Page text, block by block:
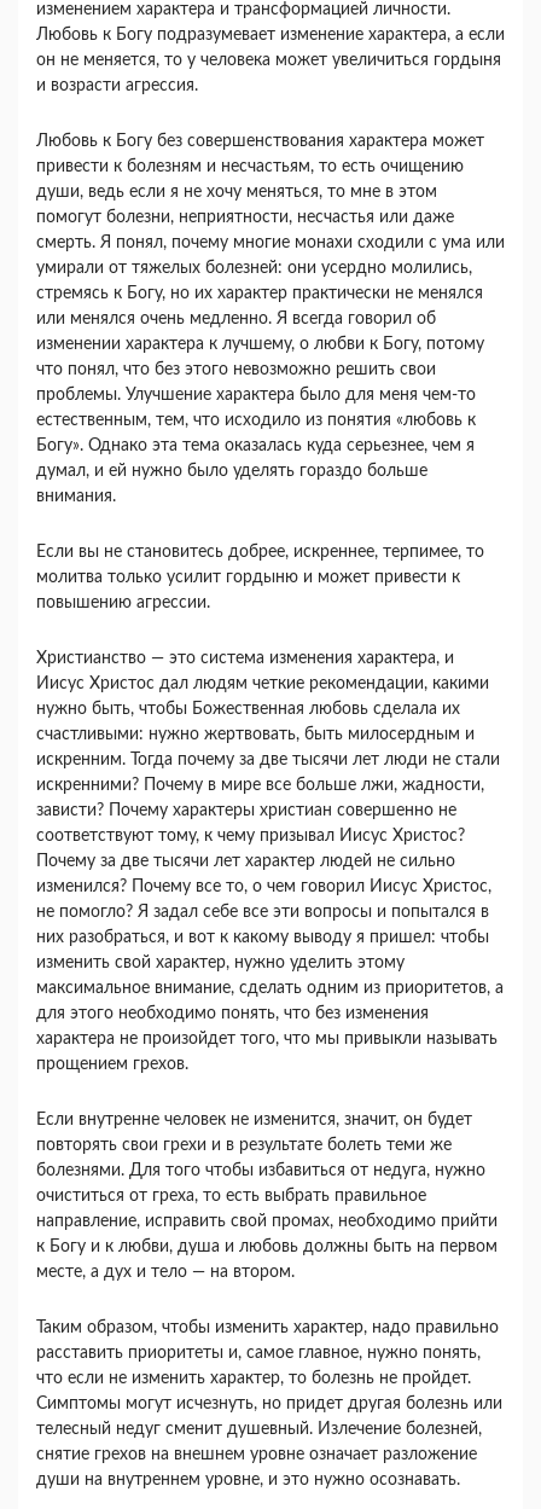
изменением характера и трансформацией личности.
Любовь к Богу подразумевает изменение характера, а если
он не меняется, то у человека может увеличиться гордыня
и возрасти агрессия.
Любовь к Богу без совершенствования характера может
привести к болезням и несчастьям, то есть очищению
души, ведь если я не хочу меняться, то мне в этом
помогут болезни, неприятности, несчастья или даже
смерть. Я понял, почему многие монахи сходили с ума или
умирали от тяжелых болезней: они усердно молились,
стремясь к Богу, но их характер практически не менялся
или менялся очень медленно. Я всегда говорил об
изменении характера к лучшему, о любви к Богу, потому
что понял, что без этого невозможно решить свои
проблемы. Улучшение характера было для меня чем-то
естественным, тем, что исходило из понятия «любовь к
Богу». Однако эта тема оказалась куда серьезнее, чем я
думал, и ей нужно было уделять гораздо больше
внимания.
Если вы не становитесь добрее, искреннее, терпимее, то
молитва только усилит гордыню и может привести к
повышению агрессии.
Христианство — это система изменения характера, и
Иисус Христос дал людям четкие рекомендации, какими
нужно быть, чтобы Божественная любовь сделала их
счастливыми: нужно жертвовать, быть милосердным и
искренним. Тогда почему за две тысячи лет люди не стали
искренними? Почему в мире все больше лжи, жадности,
зависти? Почему характеры христиан совершенно не
соответствуют тому, к чему призывал Иисус Христос?
Почему за две тысячи лет характер людей не сильно
изменился? Почему все то, о чем говорил Иисус Христос,
не помогло? Я задал себе все эти вопросы и попытался в
них разобраться, и вот к какому выводу я пришел: чтобы
изменить свой характер, нужно уделить этому
максимальное внимание, сделать одним из приоритетов, а
для этого необходимо понять, что без изменения
характера не произойдет того, что мы привыкли называть
прощением грехов.
Если внутренне человек не изменится, значит, он будет
повторять свои грехи и в результате болеть теми же
болезнями. Для того чтобы избавиться от недуга, нужно
очиститься от греха, то есть выбрать правильное
направление, исправить свой промах, необходимо прийти
к Богу и к любви, душа и любовь должны быть на первом
месте, а дух и тело — на втором.
Таким образом, чтобы изменить характер, надо правильно
расставить приоритеты и, самое главное, нужно понять,
что если не изменить характер, то болезнь не пройдет.
Симптомы могут исчезнуть, но придет другая болезнь или
телесный недуг сменит душевный. Излечение болезней,
снятие грехов на внешнем уровне означает разложение
души на внутреннем уровне, и это нужно осознавать.